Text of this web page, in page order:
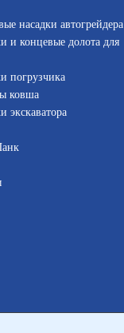
насадки автогрейдера
и концевые долота для
погрузчика
ковша